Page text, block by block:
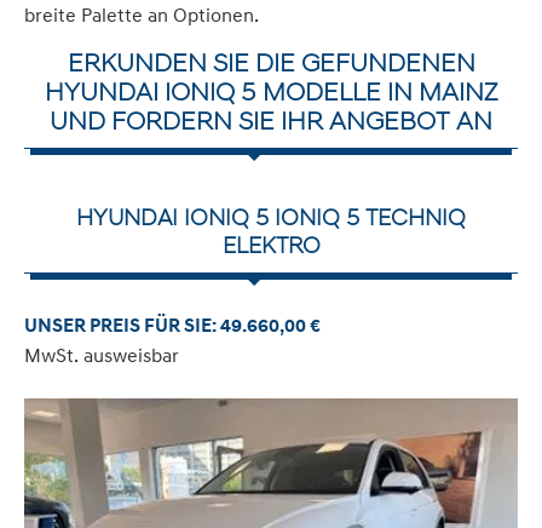
breite Palette an Optionen.
ERKUNDEN SIE DIE GEFUNDENEN
HYUNDAI IONIQ 5 MODELLE IN MAINZ
UND FORDERN SIE IHR ANGEBOT AN
HYUNDAI IONIQ 5 IONIQ 5 TECHNIQ
ELEKTRO
UNSER PREIS FÜR SIE: 49.660,00 €
MwSt. ausweisbar